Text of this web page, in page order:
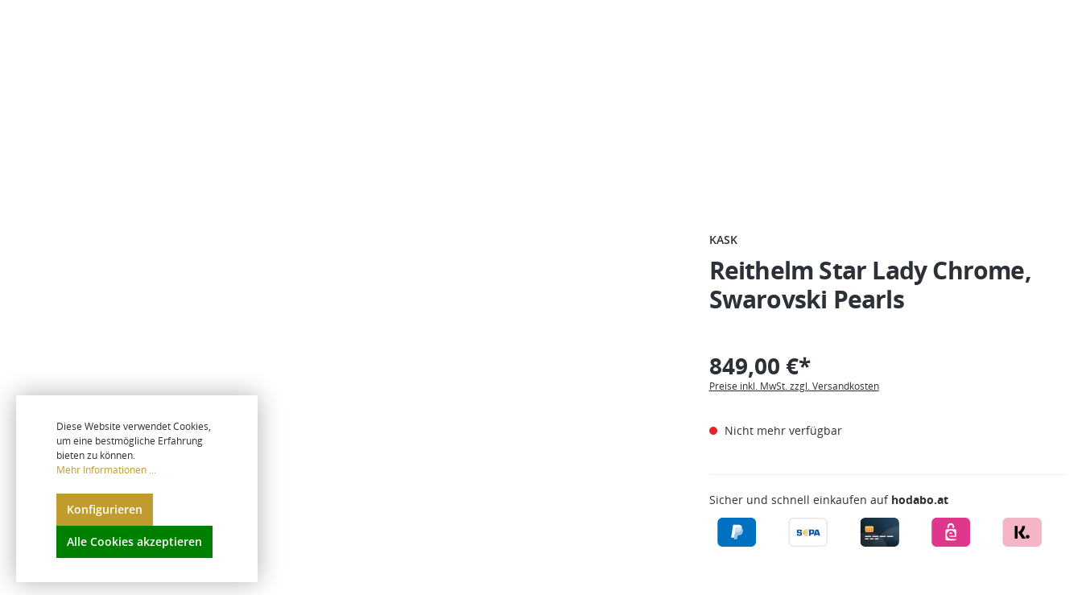
KASK
Reithelm Star Lady Chrome,
Swarovski Pearls
849,00 €*
Preise inkl. MwSt. zzgl. Versandkosten
Nicht mehr verfügbar
Sicher und schnell einkaufen auf hodabo.at
Diese Website verwendet Cookies,
um eine bestmögliche Erfahrung
bieten zu können.
Mehr Informationen ...
Konfigurieren
Alle Cookies akzeptieren